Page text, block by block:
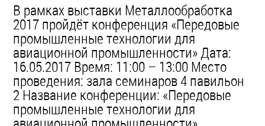
В рамках выставки Металлообработка
2017 пройдёт конференция «Передовые
промышленные технологии для
авиационной промышленности» Дата:
16.05.2017 Время: 11:00 – 13:00 Место
проведения: зала семинаров 4 павильон
2 Название конференции: «Передовые
промышленные технологии для